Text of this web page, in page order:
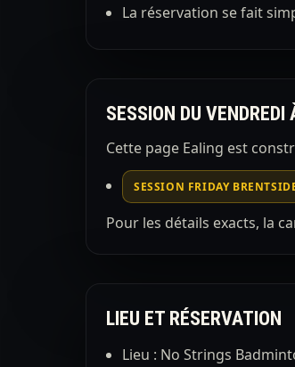
La réservation se fait
SESSION DU
Cette page Ealing est
SESSION FRIDAY
Pour les détails exacts, la
LIEU ET RÉSERVATION
Lieu : No Strings